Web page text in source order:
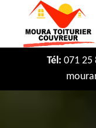
Tél: 071 25